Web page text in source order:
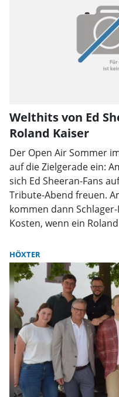
Welthits von Ed
Roland Kaiser
Der Open Air Sommer
auf die Zielgerade ein:
sich Ed Sheeran-Fans
Tribute-Abend freuen.
kommen dann
Kosten, wenn ein
HÖXTER